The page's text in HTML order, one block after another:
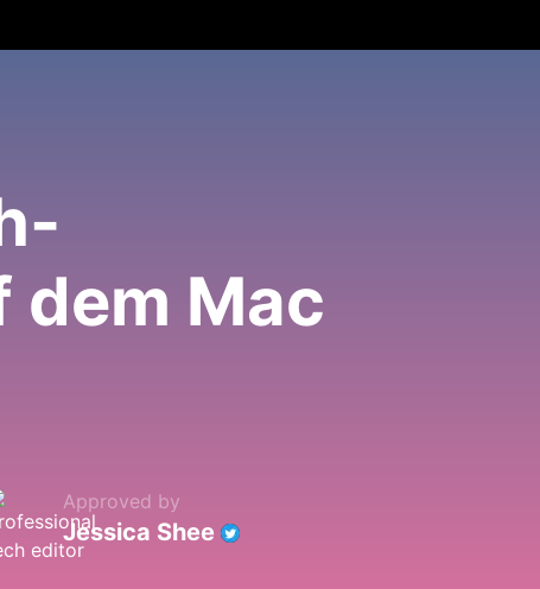
dem Mac
Approved by
Jessica Shee